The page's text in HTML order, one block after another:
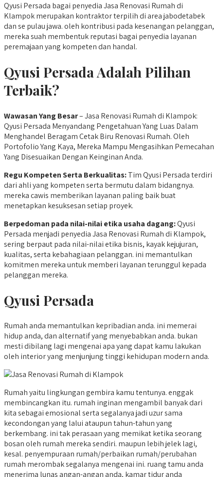
Qyusi Persada bagai penyedia Jasa Renovasi Rumah di
Klampok merupakan kontraktor terpilih di area jabodetabek
dan se pulau jawa. oleh kontribusi pada kesenangan pelanggan,
mereka suah membentuk reputasi bagai penyedia layanan
peremajaan yang kompeten dan handal.
Qyusi Persada Adalah Pilihan
Terbaik?
Wawasan Yang Besar– Jasa Renovasi Rumah di Klampok:
Qyusi Persada Menyandang Pengetahuan Yang Luas Dalam
Menghandel Beragam Cetak Biru Renovasi Rumah. Oleh
Portofolio Yang Kaya, Mereka Mampu Mengasihkan Pemecahan
Yang Disesuaikan Dengan Keinginan Anda.
Regu Kompeten Serta Berkualitas:Tim Qyusi Persada terdiri
dari ahli yang kompeten serta bermutu dalam bidangnya.
mereka cawis memberikan layanan paling baik buat
menetapkan kesuksesan setiap proyek.
Berpedoman pada nilai-nilai etika usaha dagang:Qyusi
Persada menjadi penyedia Jasa Renovasi Rumah di Klampok,
sering berpaut pada nilai-nilai etika bisnis, kayak kejujuran,
kualitas, serta kebahagiaan pelanggan. ini memantulkan
komitmen mereka untuk memberi layanan terunggul kepada
pelanggan mereka.
Qyusi Persada
Rumah anda memantulkan kepribadian anda. ini memerai
hidup anda, dan alternatif yang menyebabkan anda. bukan
mesti dibilang lagi mengenai apa yang dapat kamu lakukan
oleh interior yang menjunjung tinggi kehidupan modern anda.
Rumah yaitu lingkungan gembira kamu tentunya. enggak
membincangkan itu. rumah inginan mengambil banyak dari
kita sebagai emosional serta segalanya jadi uzur sama
kecondongan yang lalui ataupun tahun-tahun yang
berkembang. ini tak perasaan yang memikat ketika seorang
bosan oleh rumah mereka sendiri. maupun lebih jelek lagi,
kesal. penyempuraan rumah/perbaikan rumah/perubahan
rumah merombak segalanya mengenai ini. ruang tamu anda
menerima lunas angan-angan anda, kamar tidur anda